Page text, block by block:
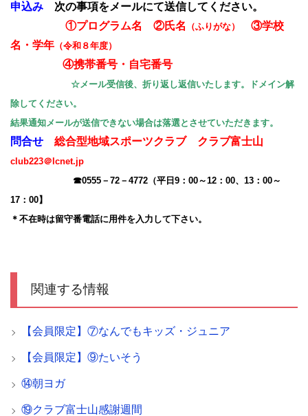
申込み
次の事項をメールにて送信してください。
①プログラム名 ②氏名
（ふりがな）
③学校
名・学年 （令和８年度）
④携帯番号・自宅番号
☆メール受信後、折り返し返信いたします。ドメイン解
除してください。
結果通知メールが送信できない場合は落選とさせていただきます。
問合せ 総合型地域スポーツクラブ クラブ富士山
club223＠lcnet.jp
☎0555－72－4772（平日9：00～12：00、13：00～
17：00】
＊不在時は留守番電話に用件を入力して下さい。
関連する情報
【会員限定】⑦なんでもキッズ・ジュニア
【会員限定】⑨たいそう
⑭朝ヨガ
⑲クラブ富士山感謝週間